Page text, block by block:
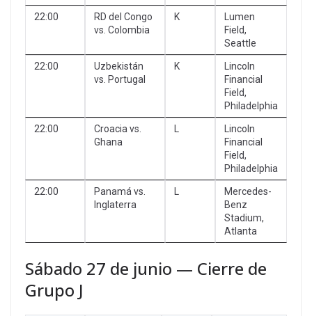
22:00
RD del Congo
vs. Colombia
K
Lumen
Field,
Seattle
22:00
Uzbekistán
vs. Portugal
K
Lincoln
Financial
Field,
Philadelphia
22:00
Croacia vs.
Ghana
L
Lincoln
Financial
Field,
Philadelphia
22:00
Panamá vs.
Inglaterra
L
Mercedes-
Benz
Stadium,
Atlanta
Sábado 27 de junio — Cierre de
Grupo J